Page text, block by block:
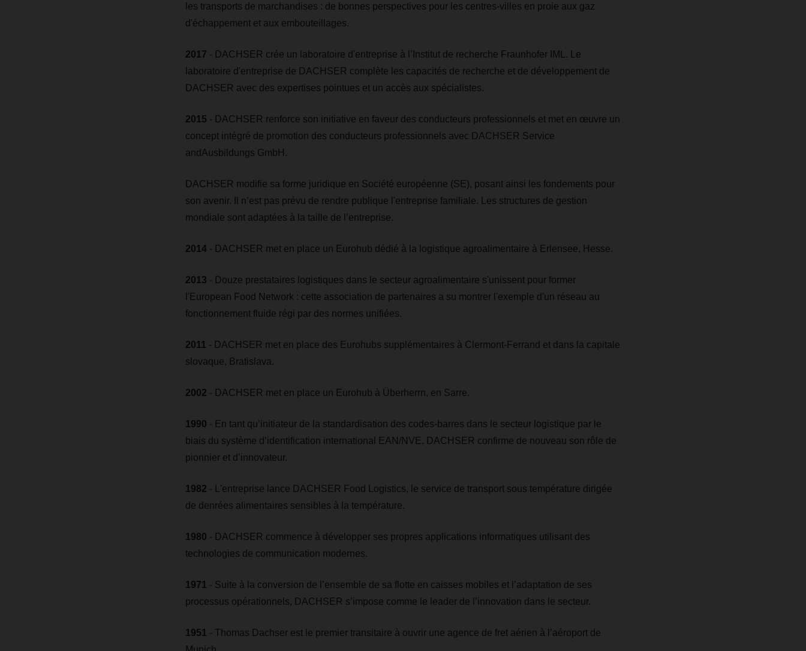
les transports de marchandises : de bonnes perspectives pour les centres-villes en proie aux gaz
d'échappement et aux embouteillages.
2017 - DACHSER crée un laboratoire d'entreprise à l’Institut de recherche Fraunhofer IML. Le
laboratoire d'entreprise de DACHSER complète les capacités de recherche et de développement de
DACHSER avec des expertises pointues et un accès aux spécialistes.
2015 - DACHSER renforce son initiative en faveur des conducteurs professionnels et met en œuvre un
concept intégré de promotion des conducteurs professionnels avec DACHSER Service
andAusbildungs GmbH.
DACHSER modifie sa forme juridique en Société européenne (SE), posant ainsi les fondements pour
son avenir. Il n’est pas prévu de rendre publique l'entreprise familiale. Les structures de gestion
mondiale sont adaptées à la taille de l’entreprise.
2014- DACHSER met en place un Eurohub dédié à la logistique agroalimentaire à Erlensee, Hesse.
2013 - Douze prestataires logistiques dans le secteur agroalimentaire s'unissent pour former
l'European Food Network : cette association de partenaires a su montrer l'exemple d'un réseau au
fonctionnement fluide régi par des normes unifiées.
2011 - DACHSER met en place des Eurohubs supplémentaires à Clermont-Ferrand et dans la capitale
slovaque, Bratislava.
2002 - DACHSER met en place un Eurohub à Überherrn, en Sarre.
1990 - En tant qu’initiateur de la standardisation des codes-barres dans le secteur logistique par le
biais du système d’identification international EAN/NVE, DACHSER confirme de nouveau son rôle de
pionnier et d’innovateur.
1982 - L'entreprise lance DACHSER Food Logistics, le service de transport sous température dirigée
de denrées alimentaires sensibles à la température.
1980 - DACHSER commence à développer ses propres applications informatiques utilisant des
technologies de communication modernes.
1971 - Suite à la conversion de l’ensemble de sa flotte en caisses mobiles et l’adaptation de ses
processus opérationnels, DACHSER s’impose comme le leader de l’innovation dans le secteur.
1951 - Thomas Dachser est le premier transitaire à ouvrir une agence de fret aérien à l’aéroport de